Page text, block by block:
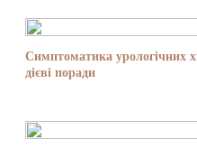
Симптоматика урологічних
дієві поради